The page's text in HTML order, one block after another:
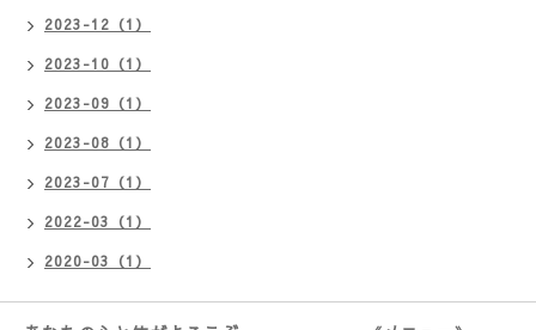
2023-12（1）
2023-10（1）
2023-09（1）
2023-08（1）
2023-07（1）
2022-03（1）
2020-03（1）